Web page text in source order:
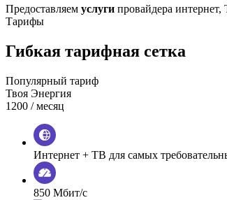
Предоставляем услуги провайдера
Тарифы
Гибкая тарифная сетка
Популярный тариф
Твоя Энергия
1200 / месяц
Интернет + ТВ для самых
850 Мбит/с